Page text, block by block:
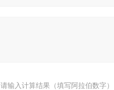
请输入计算结果（填写阿拉伯数字